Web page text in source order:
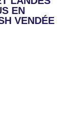
EN
VENDÉE